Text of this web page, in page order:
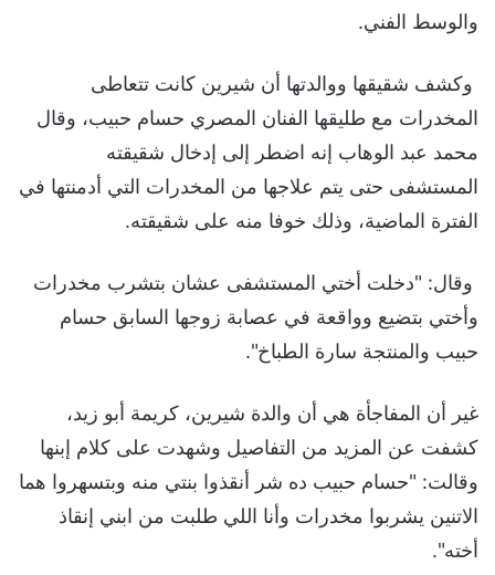
والوسط الفني.
وكشف شقيقها ووالدتها أن شيرين كانت تتعاطى
المخدرات مع طليقها الفنان المصري حسام حبيب، وقال
محمد عبد الوهاب إنه اضطر إلى إدخال شقيقته
المستشفى حتى يتم علاجها من المخدرات التي أدمنتها في
الفترة الماضية، وذلك خوفا منه على شقيقته.
وقال: "دخلت أختي المستشفى عشان بتشرب مخدرات
وأختي بتضيع وواقعة في عصابة زوجها السابق حسام
حبيب والمنتجة سارة الطباخ".
غير أن المفاجأة هي أن والدة شيرين، كريمة أبو زيد،
كشفت عن المزيد من التفاصيل وشهدت على كلام إبنها
وقالت: "حسام حبيب ده شر أنقذوا بنتي منه وبتسهروا هما
الاتنين يشربوا مخدرات وأنا اللي طلبت من ابني إنقاذ
أخته".